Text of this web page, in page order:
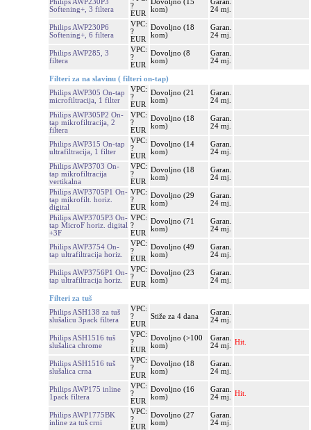
Softening+, 3 filtera
?
EUR
kom)
24 mj.
Philips AWP230P6
Softening+, 6 filtera
VPC:
?
EUR
Dovoljno (18
kom)
Garan.
24 mj.
Philips AWP285, 3
filtera
VPC:
?
EUR
Dovoljno (8
kom)
Garan.
24 mj.
Filteri za na slavinu ( filteri on-tap)
Philips AWP305 On-tap
microfiltracija, 1 filter
VPC:
?
EUR
Dovoljno (21
kom)
Garan.
24 mj.
Philips AWP305P2 On-
tap mikrofiltracija, 2
filtera
VPC:
?
EUR
Dovoljno (18
kom)
Garan.
24 mj.
Philips AWP315 On-tap
ultrafiltracija, 1 filter
VPC:
?
EUR
Dovoljno (14
kom)
Garan.
24 mj.
Philips AWP3703 On-
tap mikrofiltracija
vertikalna
VPC:
?
EUR
Dovoljno (18
kom)
Garan.
24 mj.
Philips AWP3705P1 On-
tap mikrofilt. horiz.
digital
VPC:
?
EUR
Dovoljno (29
kom)
Garan.
24 mj.
Philips AWP3705P3 On-
tap MicroF horiz. digital
+3F
VPC:
?
EUR
Dovoljno (71
kom)
Garan.
24 mj.
Philips AWP3754 On-
tap ultrafiltracija horiz.
VPC:
?
EUR
Dovoljno (49
kom)
Garan.
24 mj.
Philips AWP3756P1 On-
tap ultrafiltracija horiz.
VPC:
?
EUR
Dovoljno (23
kom)
Garan.
24 mj.
Filteri za tuš
Philips ASH138 za tuš
slušalicu 3pack filtera
VPC:
?
EUR
Stiže za 4 dana
Garan.
24 mj.
Philips ASH1516 tuš
slušalica chrome
VPC:
?
EUR
Dovoljno (>100
kom)
Garan.
24 mj.
Hit.
Philips ASH1516 tuš
slušalica crna
VPC:
?
EUR
Dovoljno (18
kom)
Garan.
24 mj.
Philips AWP175 inline
1pack filtera
VPC:
?
EUR
Dovoljno (16
kom)
Garan.
24 mj.
Hit.
Philips AWP1775BK
inline za tuš crni
VPC:
?
EUR
Dovoljno (27
kom)
Garan.
24 mj.